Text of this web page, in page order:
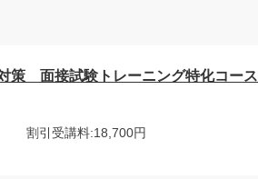
策 面接試験トレーニング特化コース
割引受講料:18,700円